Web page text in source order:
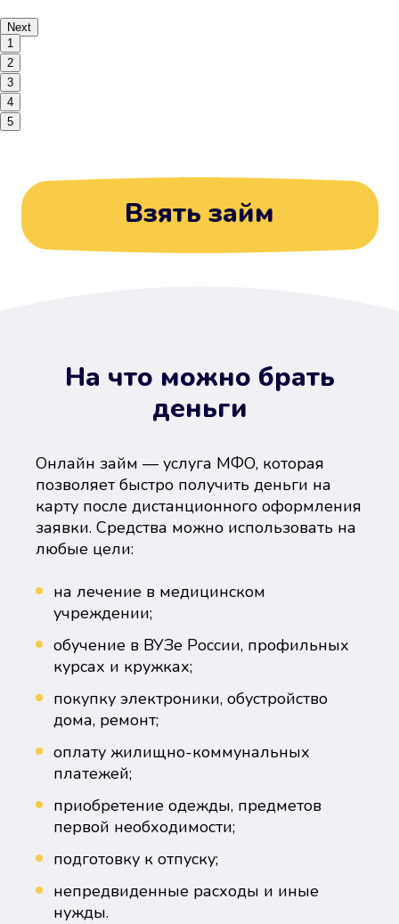
Next
1
2
3
4
5
Взять займ
На что можно брать
деньги
Онлайн займ — услуга МФО, которая
позволяет быстро получить деньги на
карту после дистанционного оформления
заявки. Средства можно использовать на
любые цели:
на лечение в медицинском
учреждении;
обучение в ВУЗе России, профильных
курсах и кружках;
покупку электроники, обустройство
дома, ремонт;
оплату жилищно-коммунальных
платежей;
приобретение одежды, предметов
первой необходимости;
подготовку к отпуску;
непредвиденные расходы и иные
нужды.